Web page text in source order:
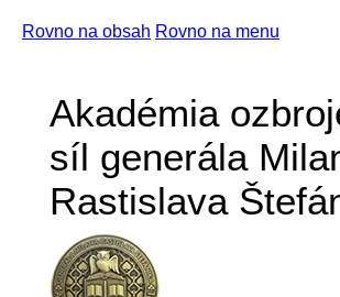
Rovno na obsah Rovno na menu
Akadémia
síl generála
Rastislava